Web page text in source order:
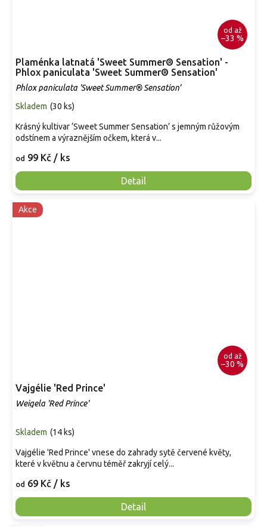
od až
–33 %
Plaménka latnatá 'Sweet Summer® Sensation' -
Phlox paniculata 'Sweet Summer® Sensation'
Phlox paniculata 'Sweet Summer® Sensation'
Skladem (30 ks)
od 99 Kč / ks
Detail
Krásný kultivar ‘Sweet Summer Sensation’ s jemným růžovým
odstínem a výraznějším očkem, která v...
Akce
od až
–30 %
Vajgélie 'Red Prince'
Weigela 'Red Prince'
Skladem (14 ks)
od 69 Kč / ks
Detail
Vajgélie 'Red Prince' vnese do zahrady sytě červené květy,
které v květnu a červnu téměř zakryjí celý...